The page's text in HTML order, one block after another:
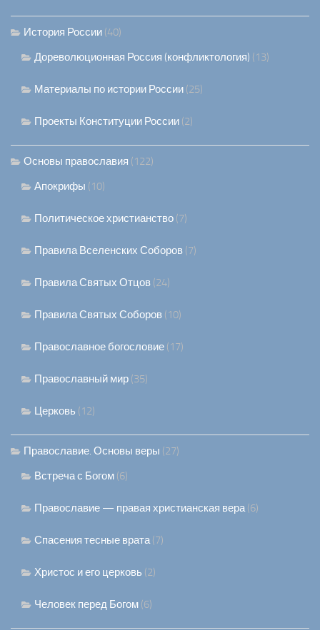
История России (40)
Дореволюционная Россия (конфликтология) (13)
Материалы по истории России (25)
Проекты Конституции России (2)
Основы православия (122)
Апокрифы (10)
Политическое христианство (7)
Правила Вселенских Соборов (7)
Правила Святых Отцов (24)
Правила Святых Соборов (10)
Православное богословие (17)
Православный мир (35)
Церковь (12)
Православие. Основы веры (27)
Встреча с Богом (6)
Православие — правая христианская вера(6)
Спасения тесные врата(7)
Христос и его церковь (2)
Человек перед Богом (6)